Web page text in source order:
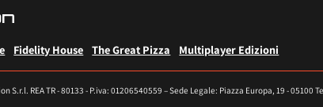
Fidelity House The Great Pizza Multiplayer Edizioni
REA TR - 80133 - P.iva: 01206540559 – Sede Legale: Piazza Europa, 19 - 05100